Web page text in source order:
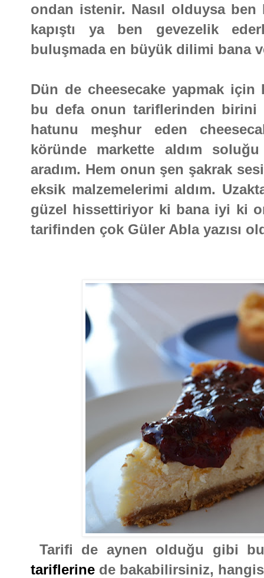
ondan istenir. Nasıl olduysa ben
kapıştı ya ben gevezelik
buluşmada en büyük dilimi bana
Dün de cheesecake yapmak
bu defa onun tariflerinden birini
hatunu meşhur eden
köründe markette aldım
aradım. Hem onun şen şakrak
eksik malzemelerimi aldım.
güzel hissettiriyor ki bana iyi ki
tarifinden çok Güler Abla yazısı
Tarifi de aynen olduğu gibi
tariflerine de bakabilirsiniz,